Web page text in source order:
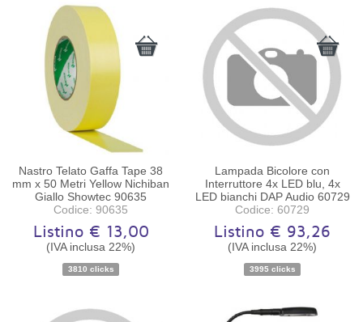
Disponibilità:Ordinabile
Nastro Telato Gaffa Tape 38
mm x 50 Metri Yellow Nichiban
Giallo Showtec 90635
Codice: 90635
Listino € 13,00
(IVA inclusa 22%)
3810 clicks
Disponibilità:Ordinabile
Lampada Bicolore con
Interruttore 4x LED blu, 4x
LED bianchi DAP Audio 60729
Codice: 60729
Listino € 93,26
(IVA inclusa 22%)
3995 clicks